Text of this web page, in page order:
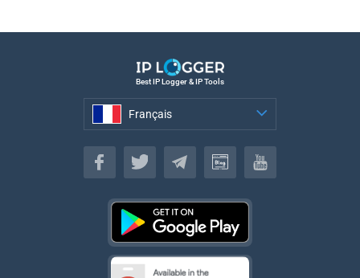
Best IP Logger & IP Tools
Français
Français